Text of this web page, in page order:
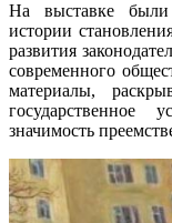
На выставке были
истории
развития
современного
материалы,
государственное
значимость